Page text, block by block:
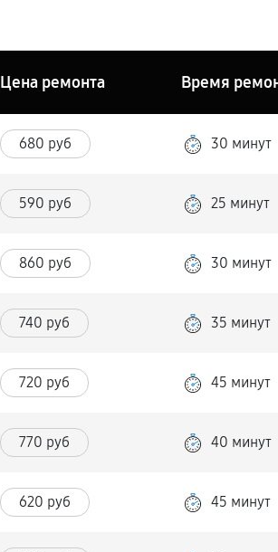
Цена ремонта Время
680 руб 30 минут
590 руб 25 минут
860 руб 30 минут
740 руб 35 минут
720 руб 45 минут
770 руб 40 минут
620 руб 45 минут